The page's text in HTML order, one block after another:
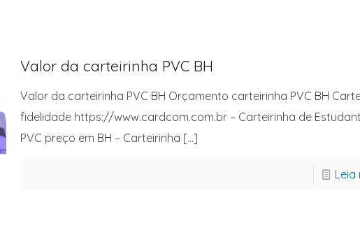
Valor da carteirinha PVC BH
Valor da carteirinha PVC BH Orçamento carteirinha PVC BH
fidelidade https://www.cardcom.com.br – Carteirinha de
PVC preço em BH – Carteirinha […]
Leia